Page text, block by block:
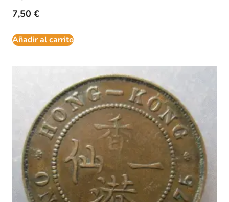
7,50 €
Añadir al carrito